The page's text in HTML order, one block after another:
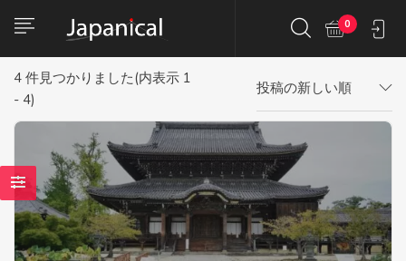
0
4 件見つかりました(内表示 1
- 4)
投稿の新しい順